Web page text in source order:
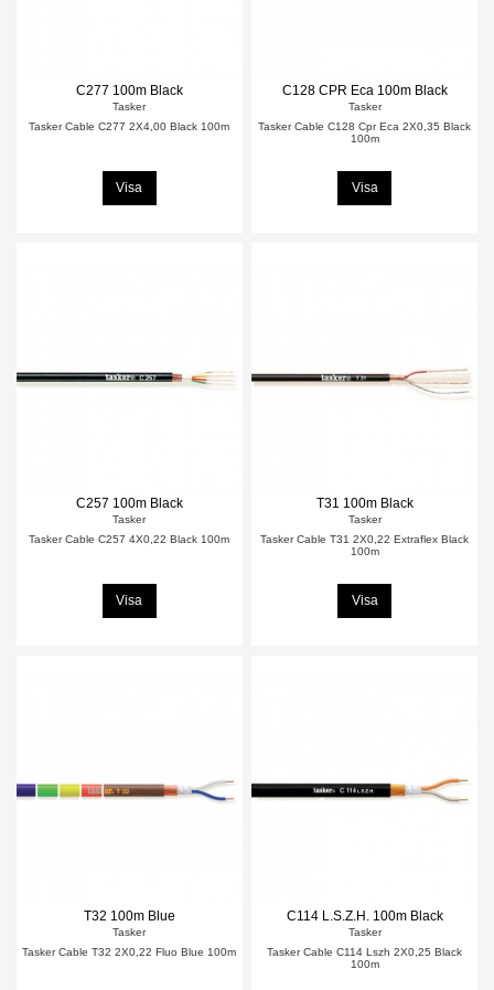
C277 100m Black
Tasker
Tasker Cable C277 2X4,00 Black 100m
Visa
C128 CPR Eca 100m Black
Tasker
Tasker Cable C128 Cpr Eca 2X0,35 Black
100m
Visa
C257 100m Black
Tasker
Tasker Cable C257 4X0,22 Black 100m
Visa
T31 100m Black
Tasker
Tasker Cable T31 2X0,22 Extraflex Black
100m
Visa
T32 100m Blue
Tasker
Tasker Cable T32 2X0,22 Fluo Blue 100m
C114 L.S.Z.H. 100m Black
Tasker
Tasker Cable C114 Lszh 2X0,25 Black
100m